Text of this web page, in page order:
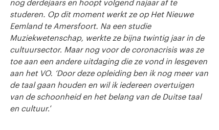
nog derdejaars en hoopt volgend najaar af te
studeren. Op dit moment werkt ze op Het Nieuwe
Eemland te Amersfoort. Na een studie
Muziekwetenschap, werkte ze bijna twintig jaar in de
cultuursector. Maar nog voor de coronacrisis was ze
toe aan een andere uitdaging die ze vond in lesgeven
aan het VO. ‘Door deze opleiding ben ik nog meer van
de taal gaan houden en wil ik iedereen overtuigen
van de schoonheid en het belang van de Duitse taal
en cultuur.‘